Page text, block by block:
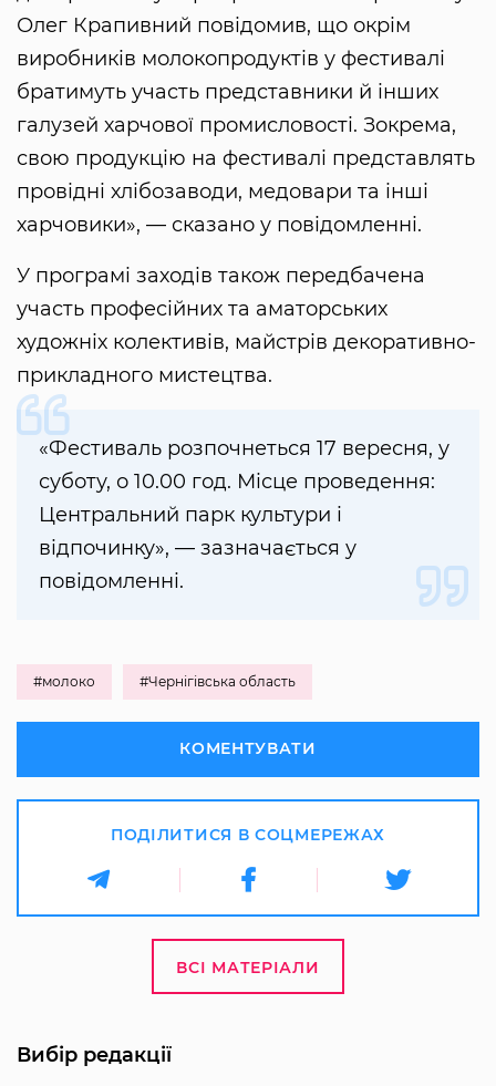
Олег Крапивний повідомив, що окрім
виробників молокопродуктів у фестивалі
братимуть участь представники й інших
галузей харчової промисловості. Зокрема,
свою продукцію на фестивалі представлять
провідні хлібозаводи, медовари та інші
харчовики», — сказано у повідомленні.
У програмі заходів також передбачена
участь професійних та аматорських
художніх колективів, майстрів декоративно-
прикладного мистецтва.
«Фестиваль розпочнеться 17 вересня, у
суботу, о 10.00 год. Місце проведення:
Центральний парк культури і
відпочинку», — зазначається у
повідомленні.
#молоко #Чернігівська область
КОМЕНТУВАТИ
ПОДІЛИТИСЯ В СОЦМЕРЕЖАХ
ВСІ МАТЕРІАЛИ
Вибір редакції